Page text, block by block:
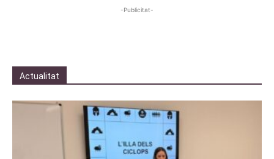
-Publicitat-
Actualitat